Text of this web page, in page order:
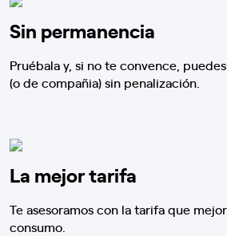
Sin permanencia
Pruébala y, si no te convence,
(o de compañia) sin penalización.
La mejor tarifa
Te asesoramos con la tarifa que
consumo.